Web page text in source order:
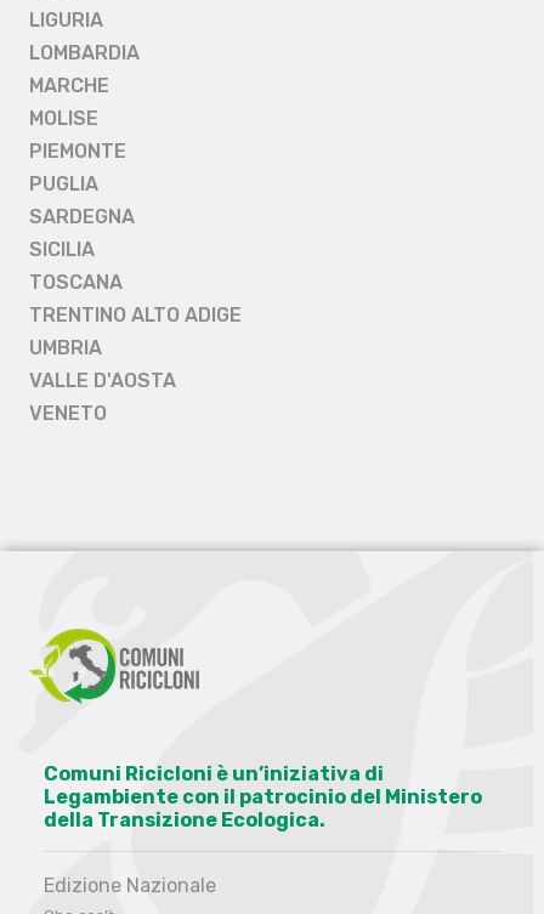
LIGURIA
LOMBARDIA
MARCHE
MOLISE
PIEMONTE
PUGLIA
SARDEGNA
SICILIA
TOSCANA
TRENTINO ALTO ADIGE
UMBRIA
VALLE D'AOSTA
VENETO
Comuni Ricicloni è un’iniziativa di
Legambiente con il patrocinio del Ministero
della Transizione Ecologica.
Edizione Nazionale